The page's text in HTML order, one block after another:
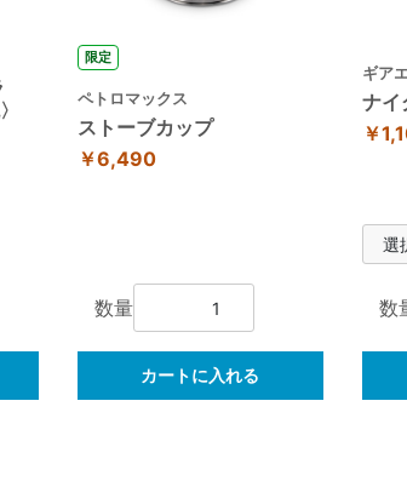
限定
ペトロマックス
ストーブカップ
￥6,490
数量
カートに入れる
ギア
ナイ
￥
数